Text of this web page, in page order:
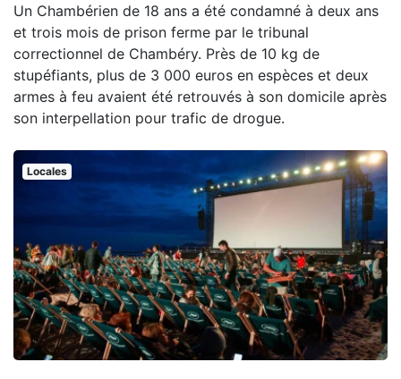
Un Chambérien de 18 ans a été condamné à deux ans
et trois mois de prison ferme par le tribunal
correctionnel de Chambéry. Près de 10 kg de
stupéfiants, plus de 3 000 euros en espèces et deux
armes à feu avaient été retrouvés à son domicile après
son interpellation pour trafic de drogue.
Locales